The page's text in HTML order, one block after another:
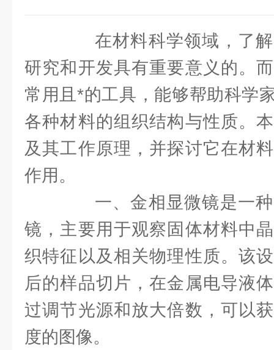
在材料科学领域，了解
研究和开发具有重要意义的。
常用且*的工具，能够帮助科学
各种材料的组织结构与性质。
及其工作原理，并探讨它在材
作用。
一、金相显微镜是一种
镜，主要用于观察固体材料中
织特征以及相关物理性质。该
后的样品切片，在金属电导液
过调节光源和放大倍数，可以
度的图像。